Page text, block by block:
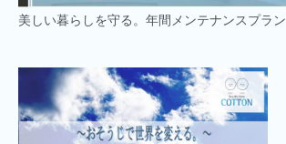
美しい暮らしを守る。年間メンテナンスプラン